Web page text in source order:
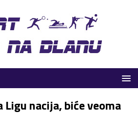
Ligu nacija, biće veoma